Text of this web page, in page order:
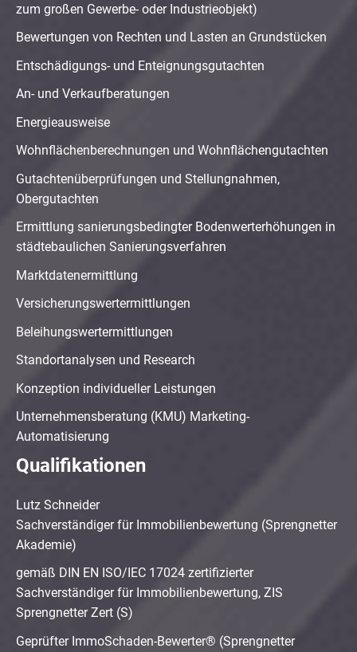
zum großen Gewerbe- oder Industrieobjekt)
Bewertungen von Rechten und Lasten an Grundstücken
Entschädigungs- und Enteignungsgutachten
An- und Verkaufberatungen
Energieausweise
Wohnflächenberechnungen und Wohnflächengutachten
Gutachtenüberprüfungen und Stellungnahmen,
Obergutachten
Ermittlung sanierungsbedingter Bodenwerterhöhungen in
städtebaulichen Sanierungsverfahren
Marktdatenermittlung
Versicherungswertermittlungen
Beleihungswertermittlungen
Standortanalysen und Research
Konzeption individueller Leistungen
Unternehmensberatung (KMU) Marketing-
Automatisierung
Qualifikationen
Lutz Schneider
Sachverständiger für Immobilienbewertung (Sprengnetter
Akademie)
gemäß DIN EN ISO/IEC 17024 zertifizierter
Sachverständiger für Immobilienbewertung, ZIS
Sprengnetter Zert (S)
Geprüfter ImmoSchaden-Bewerter® (Sprengnetter